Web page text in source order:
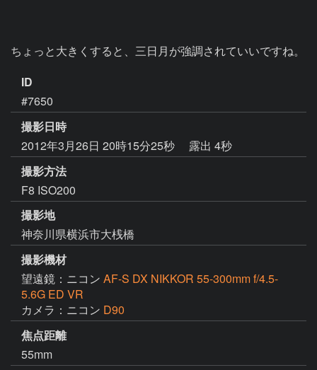
ちょっと大きくすると、三日月が強調されていいですね。
ID
#7650
撮影日時
2012年3月26日 20時15分25秒
露出 4秒
撮影方法
F8 ISO200
撮影地
神奈川県横浜市大桟橋
撮影機材
望遠鏡：ニコン AF-S DX NIKKOR 55-300mm f/4.5-
5.6G ED VR
カメラ：ニコン D90
焦点距離
55mm